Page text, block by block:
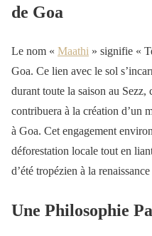
de Goa
Le nom « Maathi » signifie «
Goa. Ce lien avec le sol
durant toute la saison au
contribuera à la création d’un
à Goa. Cet engagement
déforestation locale tout en
d’été tropézien à la
Une Philosophie